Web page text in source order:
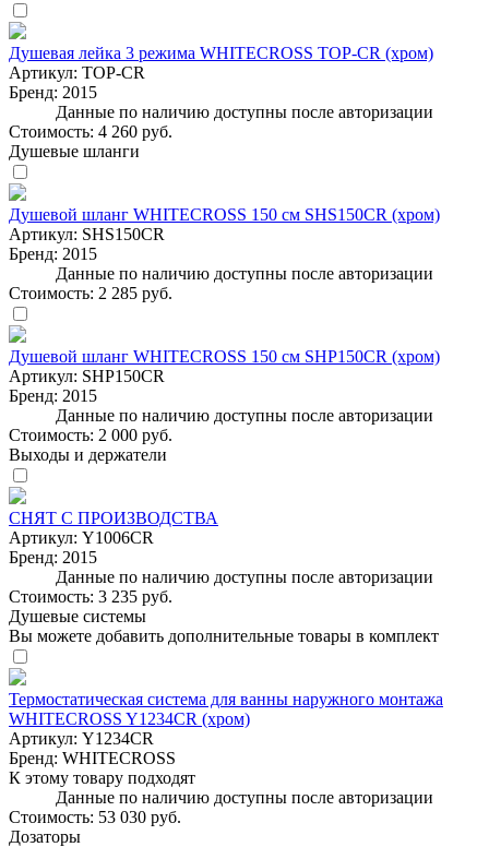
Душевая лейка 3 режима WHITECROSS TOP-CR (хром)
Артикул: TOP-CR
Бренд: 2015
Данные по наличию доступны после авторизации
Стоимость: 4 260 руб.
Душевые шланги
Душевой шланг WHITECROSS 150 см SHS150CR (хром)
Артикул: SHS150CR
Бренд: 2015
Данные по наличию доступны после авторизации
Стоимость: 2 285 руб.
Душевой шланг WHITECROSS 150 см SHP150CR (хром)
Артикул: SHP150CR
Бренд: 2015
Данные по наличию доступны после авторизации
Стоимость: 2 000 руб.
Выходы и держатели
СНЯТ С ПРОИЗВОДСТВА
Артикул: Y1006CR
Бренд: 2015
Данные по наличию доступны после авторизации
Стоимость: 3 235 руб.
Душевые системы
Вы можете добавить дополнительные товары в комплект
Термостатическая система для ванны наружного монтажа
WHITECROSS Y1234CR (хром)
Артикул: Y1234CR
Бренд: WHITECROSS
К этому товару подходят
Данные по наличию доступны после авторизации
Стоимость: 53 030 руб.
Дозаторы